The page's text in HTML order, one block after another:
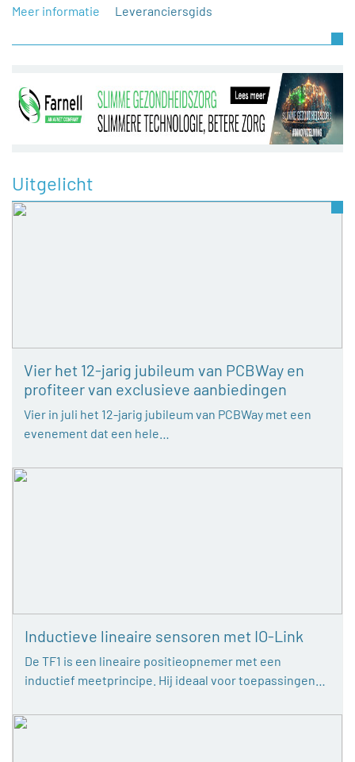
Meer informatie
Leveranciersgids
Uitgelicht
Vier het 12-jarig jubileum van PCBWay en
profiteer van exclusieve aanbiedingen
Vier in juli het 12-jarig jubileum van PCBWay met een
evenement dat een hele…
Inductieve lineaire sensoren met IO-Link
De TF1 is een lineaire positieopnemer met een
inductief meetprincipe. Hij ideaal voor toepassingen…